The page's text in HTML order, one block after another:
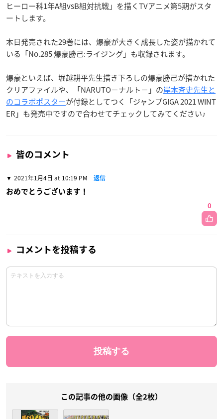
ヒーロー科1年A組vsB組対抗戦」を描くTVアニメ第5期がスタ
ートします。
本日発売された29巻には、爆豪が大きく成長した姿が描かれて
いる「No.285 爆豪勝己:ライジング」も収録されます。
爆豪といえば、堀越耕平先生描き下ろしの爆豪勝己が描かれた
クリアファイルや、「NARUTO−ナルト−」の岸本斉史先生と
のコラボポスターが付録としてつく「ジャンプGIGA 2021 WINT
ER」も発売中ですので合わせてチェックしてみてください♪
皆のコメント
2021年1月4日 at 10:19 PM 返信
おめでとうございます！
0
コメントを投稿する
この記事の他の画像（全2枚）